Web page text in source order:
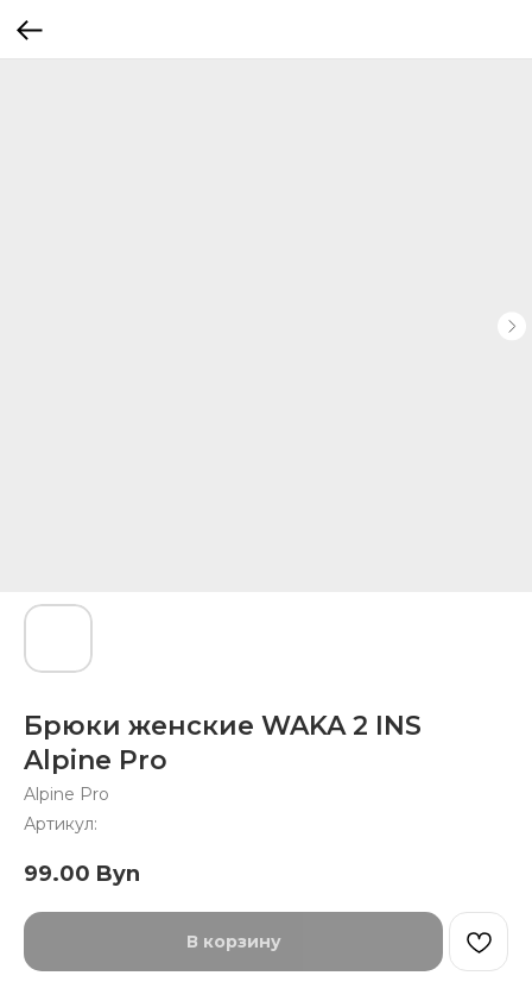
Брюки женские WAKA 2 INS
Alpine Pro
Alpine Pro
Артикул:
99.00 Byn
В корзину